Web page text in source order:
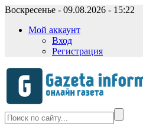
Воскресенье - 09.08.2026 - 15:22
Мой аккаунт
Вход
Регистрация